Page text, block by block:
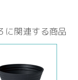
関連する商品